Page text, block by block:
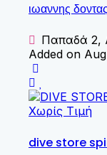
ιωαννης
Παπαδά 2,
Added on
Χωρίς Τιμή
dive store